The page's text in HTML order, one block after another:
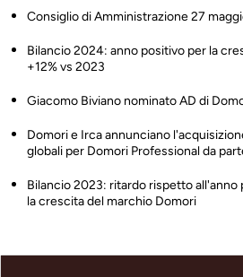
Consiglio di Amministrazione 27
Bilancio 2024: anno positivo per la
+12% vs 2023
Giacomo Biviano nominato AD di
Domori e Irca annunciano
globali per Domori Professional da
Bilancio 2023: ritardo rispetto
la crescita del marchio Domori